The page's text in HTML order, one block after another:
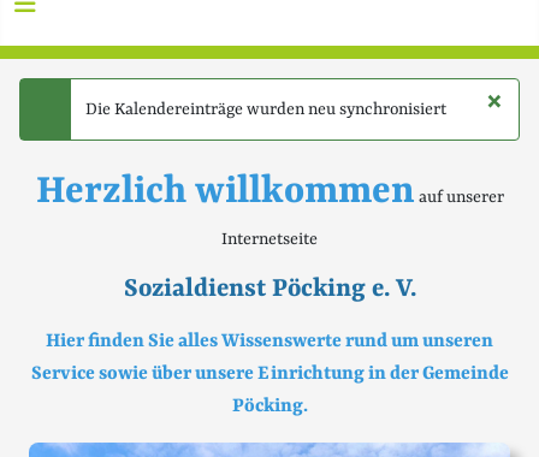
×
Die Kalendereinträge wurden neu synchronisiert
Herzlich willkommen auf unserer
Internetseite
Sozialdienst Pöcking e. V.
Hier finden Sie alles Wissenswerte rund um unseren
Service sowie über unsere Einrichtung in der Gemeinde
Pöcking.